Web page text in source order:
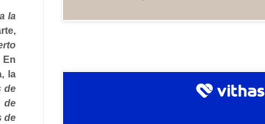
la
En
la
de
de
de